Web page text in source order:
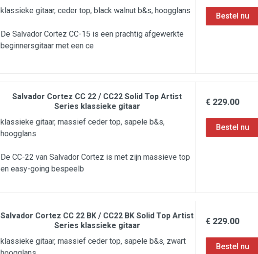
klassieke gitaar, ceder top, black walnut b&s, hoogglans
De Salvador Cortez CC-15 is een prachtig afgewerkte
beginnersgitaar met een ce
Salvador Cortez CC 22 / CC22 Solid Top Artist
Series klassieke gitaar
klassieke gitaar, massief ceder top, sapele b&s,
hoogglans
De CC-22 van Salvador Cortez is met zijn massieve top
en easy-going bespeelb
€ 229.00
Salvador Cortez CC 22 BK / CC22 BK Solid Top Artist
Series klassieke gitaar
klassieke gitaar, massief ceder top, sapele b&s, zwart
€ 229.00